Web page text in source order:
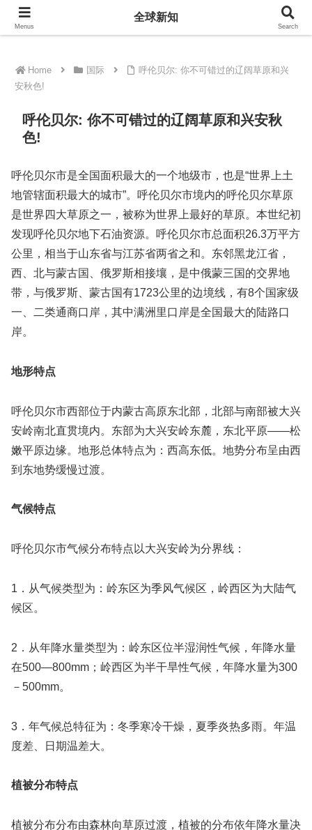
全球新知
Home 国际
呼伦贝尔: 你不可错过的辽阔草原和兴
安秋色!
呼伦贝尔: 你不可错过的辽阔草原和兴安秋
色!
呼伦贝尔市是全国面积最大的一个地级市，也是“世界上土
地管辖面积最大的城市”。呼伦贝尔市境内的呼伦贝尔草原
是世界四大草原之一，被称为世界上最好的草原。本世纪初
发现呼伦贝尔地下石油资源。呼伦贝尔市总面积26.3万平方
公里，相当于山东省与江苏省两省之和。东邻黑龙江省，
西、北与蒙古国、俄罗斯相接壤，是中俄蒙三国的交界地
带，与俄罗斯、蒙古国有1723公里的边境线，有8个国家级
一、二类通商口岸，其中满洲里口岸是全国最大的陆路口
岸。
地形特点
呼伦贝尔市西部位于内蒙古高原东北部，北部与南部被大兴
安岭南北直贯境内。东部为大兴安岭东麓，东北平原——松
嫩平原边缘。地形总体特点为：西高东低。地势分布呈由西
到东地势缓慢过渡。
气候特点
呼伦贝尔市气候分布特点以大兴安岭为分界线：
1．从气候类型为：岭东区为季风气候区，岭西区为大陆气
候区。
2．从年降水量类型为：岭东区位半湿润性气候，年降水量
在500—800mm；岭西区为半干旱性气候，年降水量为300
－500mm。
3．年气候总特征为：冬季寒冷干燥，夏季炎热多雨。年温
度差、日期温差大。
植被分布特点
植被分布分布由森林向草原过渡，植被的分布依年降水量决
Menus
全球新知
Search